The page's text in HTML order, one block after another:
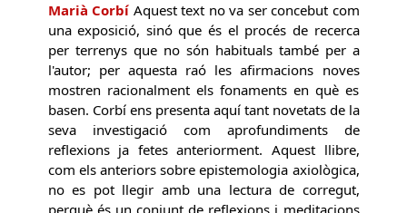
Marià Corbí Aquest text no va ser concebut com
una exposició, sinó que és el procés de recerca
per terrenys que no són habituals també per a
l'autor; per aquesta raó les afirmacions noves
mostren racionalment els fonaments en què es
basen. Corbí ens presenta aquí tant novetats de la
seva investigació com aprofundiments de
reflexions ja fetes anteriorment. Aquest llibre,
com els anteriors sobre epistemologia axiològica,
no es pot llegir amb una lectura de corregut,